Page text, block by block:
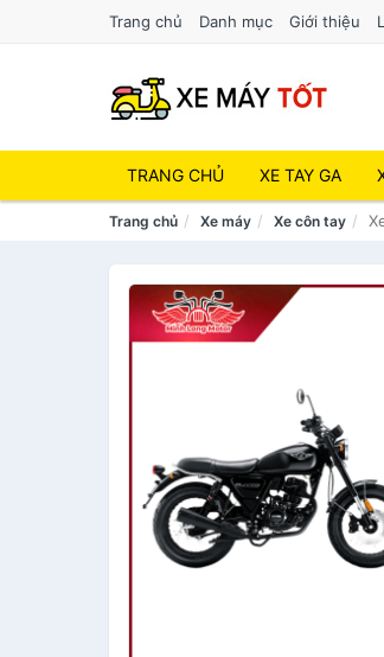
Trang chủ Danh mục Giới thiệu
TRANG CHỦ XE TAY GA
Trang chủ Xe máy Xe côn tay